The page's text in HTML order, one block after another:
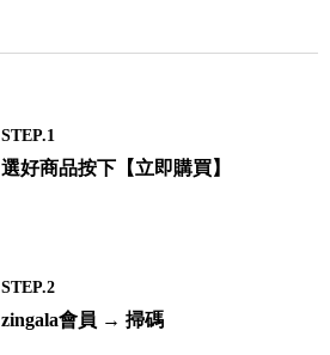
STEP.1
選好商品按下【立即購買】
STEP.2
zingala會員 → 掃碼